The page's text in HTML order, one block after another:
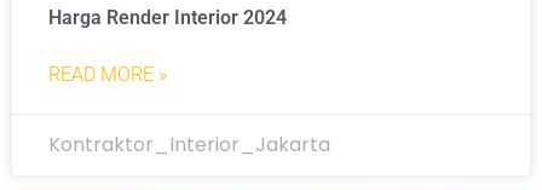
Harga Render Interior 2024
READ MORE »
Kontraktor_Interior_Jakarta